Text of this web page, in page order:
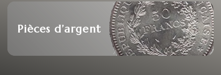
Pièces d’argent